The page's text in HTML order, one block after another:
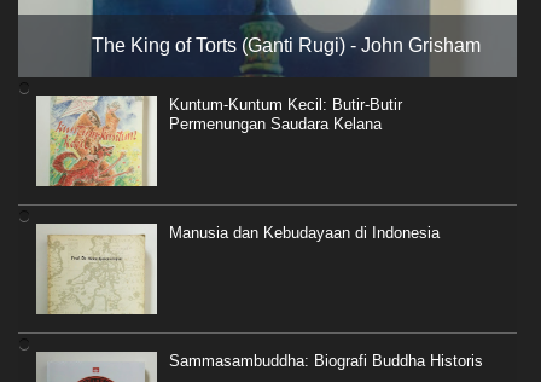
The King of Torts (Ganti Rugi) - John Grisham
Kuntum-Kuntum Kecil: Butir-Butir
Permenungan Saudara Kelana
Manusia dan Kebudayaan di Indonesia
Sammasambuddha: Biografi Buddha Historis